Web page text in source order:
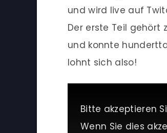
und wird live auf
Der erste Teil gehört
und konnte
lohnt sich also!
Bitte akzeptieren
Wenn Sie dies